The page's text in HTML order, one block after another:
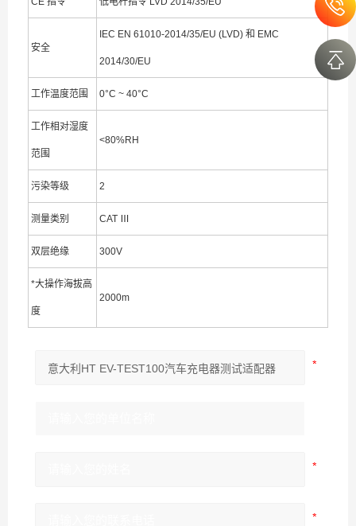
安全
IEC EN 61010-2014/35/EU (LVD) 和 EMC
2014/30/EU
工作温度范围 0°C ~ 40°C
工作相对湿度
范围
<80%RH
污染等级 2
测量类别 CAT Ⅲ
双层绝缘 300V
*大操作海拔高
度
2000m